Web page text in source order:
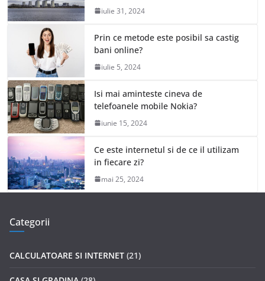
iulie 31, 2024
Prin ce metode este posibil sa castig
bani online?
iulie 5, 2024
Isi mai aminteste cineva de
telefoanele mobile Nokia?
iunie 15, 2024
Ce este internetul si de ce il utilizam
in fiecare zi?
mai 25, 2024
Categorii
CALCULATOARE SI INTERNET (21)